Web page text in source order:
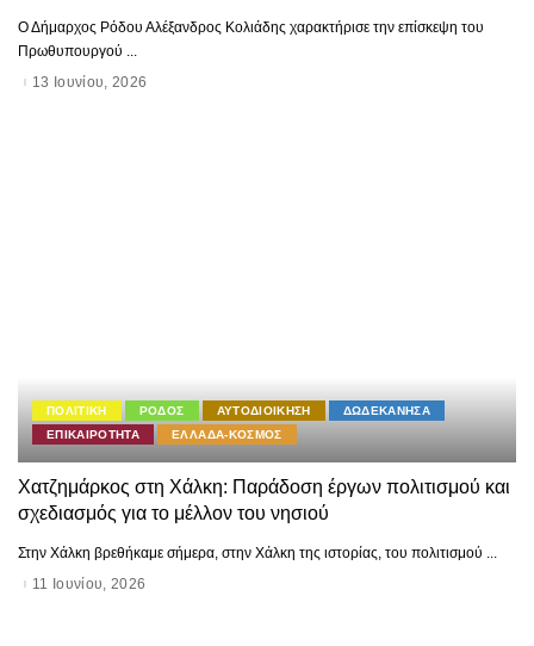
Ο Δήμαρχος Ρόδου Αλέξανδρος Κολιάδης χαρακτήρισε την επίσκεψη του
Πρωθυπουργού ...
13 Ιουνίου, 2026
ΠΟΛΙΤΙΚΗ ΡΟΔΟΣ ΑΥΤΟΔΙΟΙΚΗΣΗ
ΔΩΔΕΚΑΝΗΣΑ
ΕΠΙΚΑΙΡΟΤΗΤΑ
ΕΛΛΑΔΑ-ΚΟΣΜΟΣ
Χατζημάρκος στη Χάλκη: Παράδοση έργων πολιτισμού και
σχεδιασμός για το μέλλον του νησιού
Στην Χάλκη βρεθήκαμε σήμερα, στην Χάλκη της ιστορίας, του πολιτισμού
11 Ιουνίου, 2026